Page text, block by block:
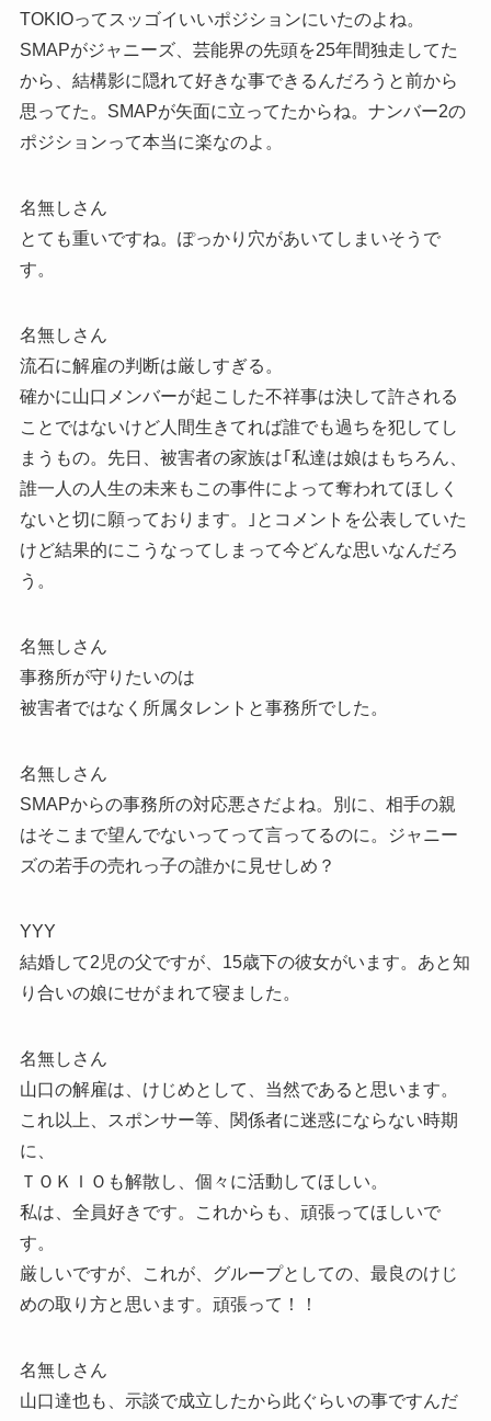
TOKIOってスッゴイいいポジションにいたのよね。
SMAPがジャニーズ、芸能界の先頭を25年間独走してた
から、結構影に隠れて好きな事できるんだろうと前から
思ってた。SMAPが矢面に立ってたからね。ナンバー2の
ポジションって本当に楽なのよ。
名無しさん
とても重いですね。ぽっかり穴があいてしまいそうで
す。
名無しさん
流石に解雇の判断は厳しすぎる。
確かに山口メンバーが起こした不祥事は決して許される
ことではないけど人間生きてれば誰でも過ちを犯してし
まうもの。先日、被害者の家族は｢私達は娘はもちろん、
誰一人の人生の未来もこの事件によって奪われてほしく
ないと切に願っております。｣とコメントを公表していた
けど結果的にこうなってしまって今どんな思いなんだろ
う。
名無しさん
事務所が守りたいのは
被害者ではなく所属タレントと事務所でした。
名無しさん
SMAPからの事務所の対応悪さだよね。別に、相手の親
はそこまで望んでないってって言ってるのに。ジャニー
ズの若手の売れっ子の誰かに見せしめ？
YYY
結婚して2児の父ですが、15歳下の彼女がいます。あと知
り合いの娘にせがまれて寝ました。
名無しさん
山口の解雇は、けじめとして、当然であると思います。
これ以上、スポンサー等、関係者に迷惑にならない時期
に、
ＴＯＫＩＯも解散し、個々に活動してほしい。
私は、全員好きです。これからも、頑張ってほしいで
す。
厳しいですが、これが、グループとしての、最良のけじ
めの取り方と思います。頑張って！！
名無しさん
山口達也も、示談で成立したから此ぐらいの事ですんだ